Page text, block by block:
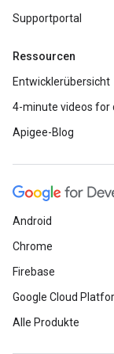
Supportportal
Ressourcen
Entwicklerübersicht
4-minute videos for
Apigee-Blog
Android
Chrome
Firebase
Google Cloud
Alle Produkte